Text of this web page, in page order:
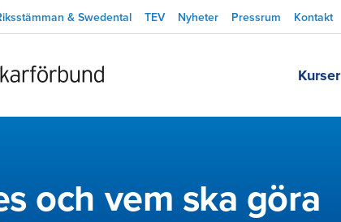
& Swedental TEV Nyheter Pressrum Kontakt
Kurser
och vem ska göra